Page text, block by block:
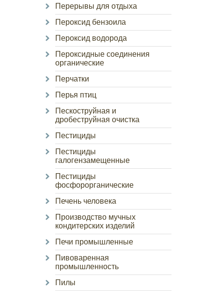
Перерывы для отдыха
Пероксид бензоила
Пероксид водорода
Пероксидные соединения
органические
Перчатки
Перья птиц
Пескоструйная и
дробеструйная очистка
Пестициды
Пестициды
галогензамещенные
Пестициды
фосфорорганические
Печень человека
Производство мучных
кондитерских изделий
Печи промышленные
Пивоваренная
промышленность
Пилы